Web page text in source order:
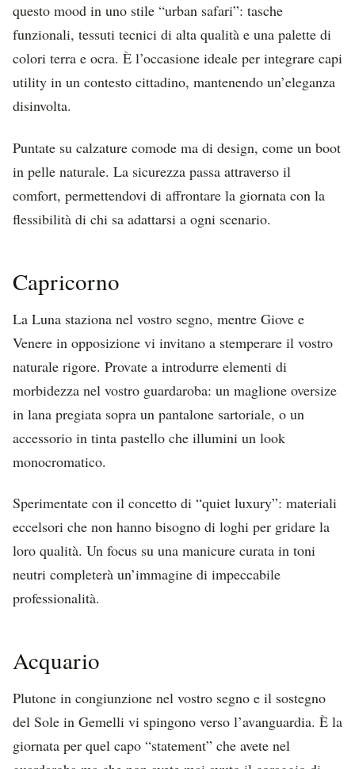
questo mood in uno stile “urban safari”: tasche
funzionali, tessuti tecnici di alta qualità e una palette di
colori terra e ocra. È l’occasione ideale per integrare capi
utility in un contesto cittadino, mantenendo un’eleganza
disinvolta.
Puntate su calzature comode ma di design, come un boot
in pelle naturale. La sicurezza passa attraverso il
comfort, permettendovi di affrontare la giornata con la
flessibilità di chi sa adattarsi a ogni scenario.
Capricorno
La Luna staziona nel vostro segno, mentre Giove e
Venere in opposizione vi invitano a stemperare il vostro
naturale rigore. Provate a introdurre elementi di
morbidezza nel vostro guardaroba: un maglione oversize
in lana pregiata sopra un pantalone sartoriale, o un
accessorio in tinta pastello che illumini un look
monocromatico.
Sperimentate con il concetto di “quiet luxury”: materiali
eccelsori che non hanno bisogno di loghi per gridare la
loro qualità. Un focus su una manicure curata in toni
neutri completerà un’immagine di impeccabile
professionalità.
Acquario
Plutone in congiunzione nel vostro segno e il sostegno
del Sole in Gemelli vi spingono verso l’avanguardia. È la
giornata per quel capo “statement” che avete nel